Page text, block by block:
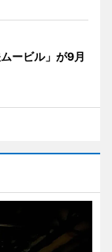
ービル」が9月